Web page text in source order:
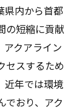
県内から首都
の短縮に貢献
アクアライン
セスするため
近年では環境
でおり、アク